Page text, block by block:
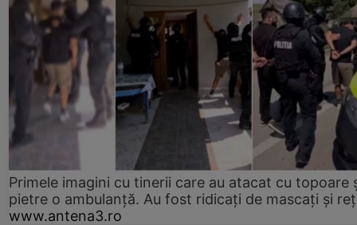
Primele imagini cu tinerii care au atacat cu topoare
pietre o ambulanță. Au fost ridicați de mascați și
www.antena3.ro